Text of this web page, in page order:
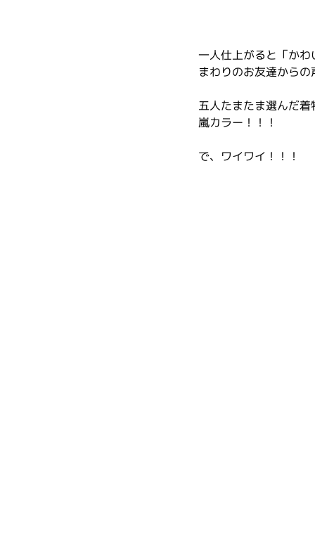
一人仕上がると「かわ
まわりのお友達から
五人たまたま選んだ着
嵐カラー！！！
で、ワイワイ！！！